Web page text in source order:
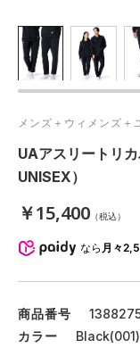
メンズ＋ウィメンズ＋
UAアスリートリ
UNISEX）
￥15,400 （税込）
なら 月々
商品番号
カラー
Black(001)